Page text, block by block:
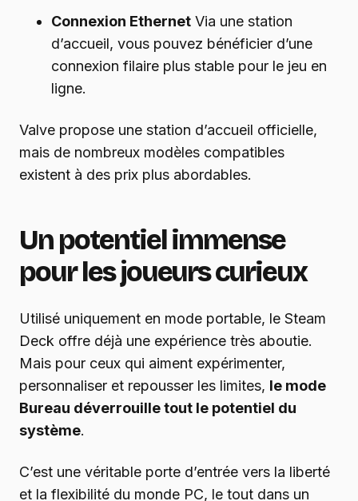
Connexion Ethernet Via une station
d’accueil, vous pouvez bénéficier d’une
connexion filaire plus stable pour le jeu en
ligne.
Valve propose une station d’accueil officielle,
mais de nombreux modèles compatibles
existent à des prix plus abordables.
Un potentiel immense
pour les joueurs curieux
Utilisé uniquement en mode portable, le Steam
Deck offre déjà une expérience très aboutie.
Mais pour ceux qui aiment expérimenter,
personnaliser et repousser les limites, le mode
Bureau déverrouille tout le potentiel du
système.
C’est une véritable porte d’entrée vers la liberté
et la flexibilité du monde PC, le tout dans un